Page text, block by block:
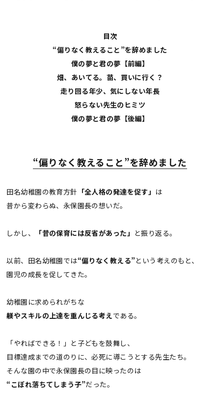
目次
“偏りなく教えること”を辞めました
僕の夢と君の夢【前編】
畑、あいてる。苗、買いに行く？
走り回る年少、気にしない年長
怒らない先生のヒミツ
僕の夢と君の夢【後編】
“偏りなく教えること”を辞めました
田名幼稚園の教育方針 「全人格の発達を促す」 は
昔から変わらぬ、永保園長の想いだ。
しかし、 「昔の保育には反省があった」 と振り返る。
以前、田名幼稚園では“偏りなく教える”という考えのもと、
園児の成長を促してきた。
幼稚園に求められがちな
躾やスキルの上達を重んじる考えである。
「やればできる！」と子どもを鼓舞し、
目標達成までの道のりに、必死に導こうとする先生たち。
そんな園の中で永保園長の目に映ったのは
“こぼれ落ちてしまう子”だった。